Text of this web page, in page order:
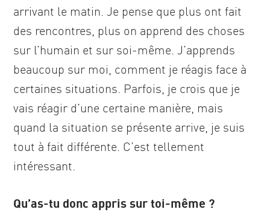
arrivant le matin. Je pense que plus ont fait
des rencontres, plus on apprend des choses
sur l’humain et sur soi-même. J’apprends
beaucoup sur moi, comment je réagis face à
certaines situations. Parfois, je crois que je
vais réagir d’une certaine manière, mais
quand la situation se présente arrive, je suis
tout à fait différente. C’est tellement
intéressant.
Qu’as-tu donc appris sur toi-même ?